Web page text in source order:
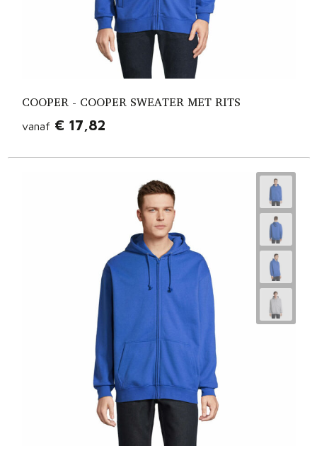
COOPER - COOPER SWEATER MET RITS
vanaf € 17,82